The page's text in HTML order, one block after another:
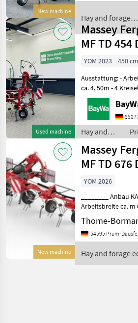
New machine
Kreisel - 5
Hay and forage
equipment /
Ferguson
Used machine
Massey
MF TD 454
YOM 2023
450 cm
Ausstattung: -
ca. 4, 50m - 4
Zinkenarme pro
hydr. klappbar-
Jetzt auch über
erreichbar: 0049
Hay and
forage
equipment /
Massey
Ferguson
New machine
Massey
MF TD 676
YOM 2026
________ Anbau
Arbeitsbreite ca. m
Transportbreite ca.
Abstellhöhe ca. m
Anzahl Kreisel 6
Thome-
54595 Prüm-
Hay and forage
/ Massey